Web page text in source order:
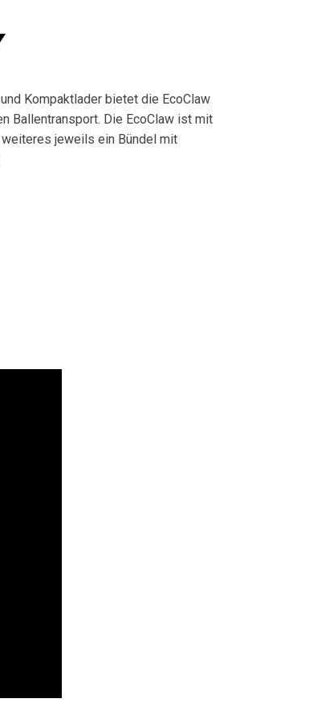
Kompaktlader bietet die EcoClaw
Ballentransport. Die EcoClaw ist mit
jeweils ein Bündel mit